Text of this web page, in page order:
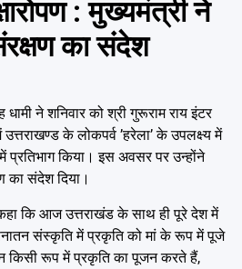
: मुख्यमंत्री ने
का संदेश
ने शनिवार को श्री गुरूराम राय इंटर
के लोकपर्व ’हरेला’ के उपलक्ष्य में
प्रतिभाग किया। इस अवसर पर उन्होंने
का संदेश दिया।
कि आज उत्तराखंड के साथ ही पूरे देश में
संस्कृति में प्रकृति को मां के रूप में पूजे
किसी रूप में प्रकृति का पूजन करते हैं,